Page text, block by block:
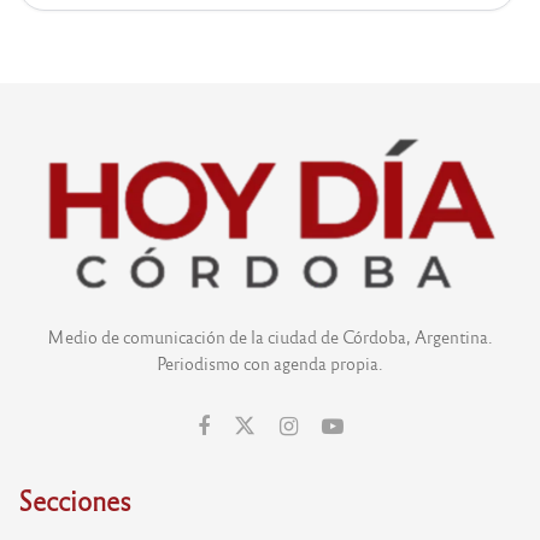
Medio de comunicación de la ciudad de Córdoba, Argentina.
Periodismo con agenda propia.
Secciones